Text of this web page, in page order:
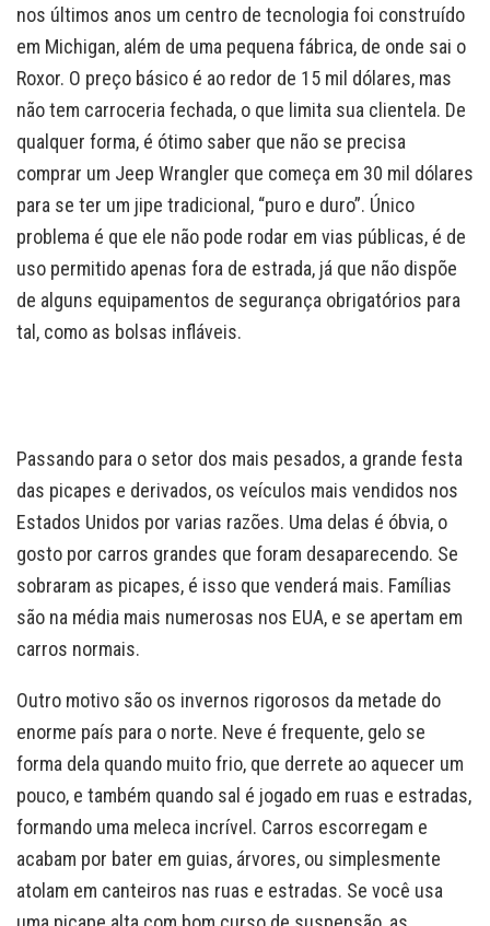
nos últimos anos um centro de tecnologia foi construído
em Michigan, além de uma pequena fábrica, de onde sai o
Roxor. O preço básico é ao redor de 15 mil dólares, mas
não tem carroceria fechada, o que limita sua clientela. De
qualquer forma, é ótimo saber que não se precisa
comprar um Jeep Wrangler que começa em 30 mil dólares
para se ter um jipe tradicional, “puro e duro”. Único
problema é que ele não pode rodar em vias públicas, é de
uso permitido apenas fora de estrada, já que não dispõe
de alguns equipamentos de segurança obrigatórios para
tal, como as bolsas infláveis.
Passando para o setor dos mais pesados, a grande festa
das picapes e derivados, os veículos mais vendidos nos
Estados Unidos por varias razões. Uma delas é óbvia, o
gosto por carros grandes que foram desaparecendo. Se
sobraram as picapes, é isso que venderá mais. Famílias
são na média mais numerosas nos EUA, e se apertam em
carros normais.
Outro motivo são os invernos rigorosos da metade do
enorme país para o norte. Neve é frequente, gelo se
forma dela quando muito frio, que derrete ao aquecer um
pouco, e também quando sal é jogado em ruas e estradas,
formando uma meleca incrível. Carros escorregam e
acabam por bater em guias, árvores, ou simplesmente
atolam em canteiros nas ruas e estradas. Se você usa